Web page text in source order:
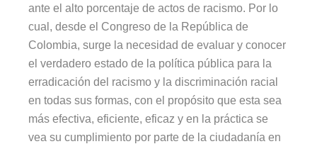
ante el alto porcentaje de actos de racismo. Por lo
cual, desde el Congreso de la República de
Colombia, surge la necesidad de evaluar y conocer
el verdadero estado de la política pública para la
erradicación del racismo y la discriminación racial
en todas sus formas, con el propósito que esta sea
más efectiva, eficiente, eficaz y en la práctica se
vea su cumplimiento por parte de la ciudadanía en